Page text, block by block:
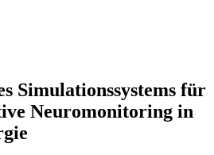
Simulationssystems für
Neuromonitoring in